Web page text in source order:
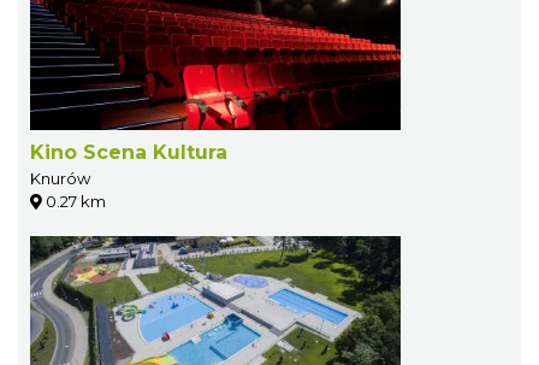
Kino Scena Kultura
Knurów
0.27 km